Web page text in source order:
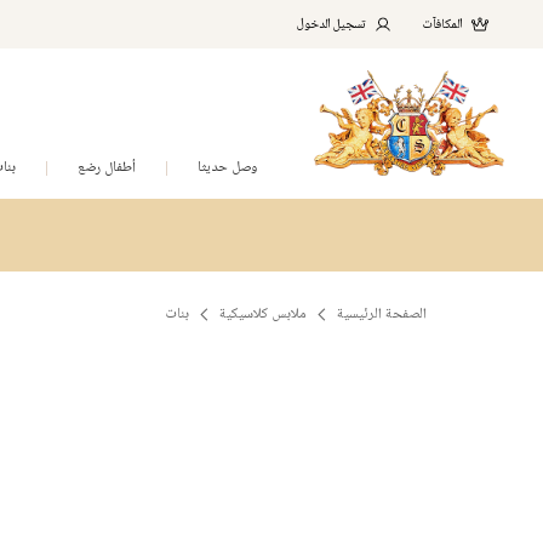
المكافآت تسجيل الدخول
وصل حديثا أطفال رضع
الصفحة الرئيسية ملابس كلاسيكية بنات